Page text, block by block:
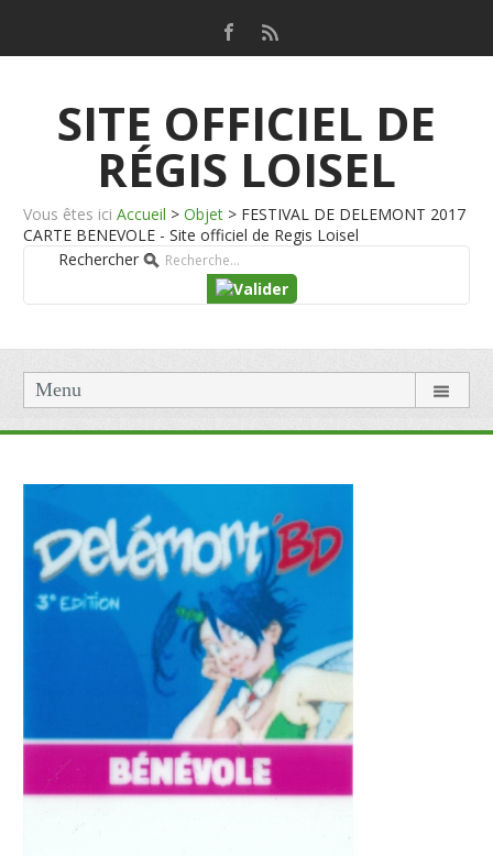
SITE OFFICIEL DE
RÉGIS LOISEL
Vous êtes ici Accueil > Objet > FESTIVAL DE DELEMONT 2017
CARTE BENEVOLE - Site officiel de Regis Loisel
Rechercher
Menu